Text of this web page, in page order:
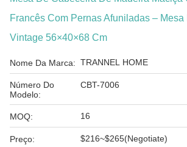
Francês Com Pernas Afuniladas –
Vintage 56×40×68 Cm
Nome Da Marca: TRANNEL HOME
Número Do
Modelo:
CBT-7006
MOQ: 16
Preço: $216~$265(Negotiate)